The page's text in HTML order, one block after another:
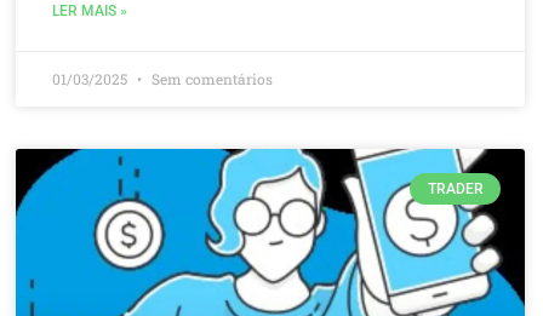
LER MAIS »
01/03/2025 Sem comentários
TRADER